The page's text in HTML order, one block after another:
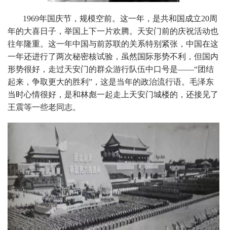
1969年国庆节，规模空前。这一年，是共和国成立20周
年的大喜日子，举国上下一片欢腾。天安门前的庆祝活动也
往年隆重。这一年中国与前苏联的关系特别紧张，中国在这
一年还进行了两次秘密核试验，虽然国际形势不利，但国内
形势很好，走过天安门的群众游行队伍中口号是——“团结
起来，争取更大的胜利”，这是当年的政治流行语。毛泽东
当时心情很好，是和林彪一起走上天安门城楼的，还接见了
王震等一些老同志。